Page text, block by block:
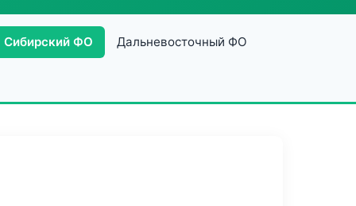
Сибирский ФО Дальневосточный ФО